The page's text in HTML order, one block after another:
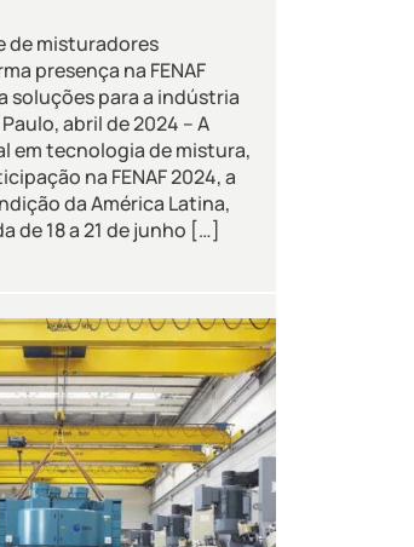
de misturadores
presença na FENAF
soluções para a indústria
abril de 2024 – A
em tecnologia de mistura,
na FENAF 2024, a
da América Latina,
de 18 a 21 de junho […]